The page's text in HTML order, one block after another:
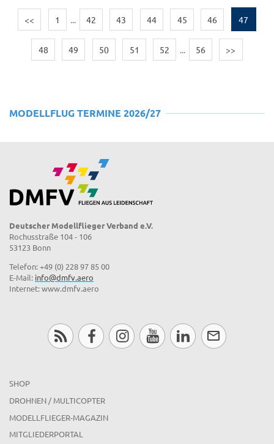
<< 1 ... 42 43 44 45 46 47
48 49 50 51 52 ... 56 >>
MODELLFLUG TERMINE 2026/27
Deutscher Modellflieger Verband e.V.
Rochusstraße 104 - 106
53123 Bonn
Telefon: +49 (0) 228 97 85 00
E-Mail: info@dmfv.aero
Internet: www.dmfv.aero
SHOP
DROHNEN / MULTICOPTER
MODELLFLIEGER-MAGAZIN
MITGLIEDERPORTAL